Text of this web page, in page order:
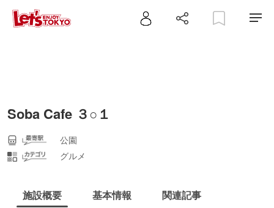
Soba Cafe ３○１
公園
グルメ
施設概要 基本情報 関連記事